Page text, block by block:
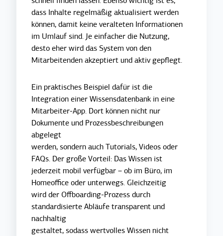
dass Inhalte regelmäßig aktualisiert werden
können, damit keine veralteten Informationen
im Umlauf sind. Je einfacher die Nutzung,
desto eher wird das System von den
Mitarbeitenden akzeptiert und aktiv gepflegt.
Ein praktisches Beispiel dafür ist die
Integration einer Wissensdatenbank in eine
Mitarbeiter-App. Dort können nicht nur
Dokumente und Prozessbeschreibungen
abgelegt
werden, sondern auch Tutorials, Videos oder
FAQs. Der große Vorteil: Das Wissen ist
jederzeit mobil verfügbar – ob im Büro, im
Homeoffice oder unterwegs. Gleichzeitig
wird der Offboarding-Prozess durch
standardisierte Abläufe transparent und
nachhaltig
gestaltet, sodass wertvolles Wissen nicht